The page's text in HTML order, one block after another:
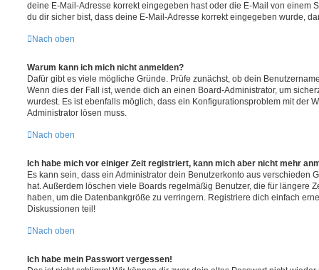
deine E-Mail-Adresse korrekt eingegeben hast oder die E-Mail von einem
du dir sicher bist, dass deine E-Mail-Adresse korrekt eingegeben wurde,
Nach oben
Warum kann ich mich nicht anmelden?
Dafür gibt es viele mögliche Gründe. Prüfe zunächst, ob dein
Wenn dies der Fall ist, wende dich an einen Board-Administrator, um
wurdest. Es ist ebenfalls möglich, dass ein Konfigurationsproblem mit der
Administrator lösen muss.
Nach oben
Ich habe mich vor einiger Zeit registriert, kann mich aber nicht mehr
Es kann sein, dass ein Administrator dein Benutzerkonto aus verschieden
hat. Außerdem löschen viele Boards regelmäßig Benutzer, die für längere
haben, um die Datenbankgröße zu verringern. Registriere dich einfach
Diskussionen teil!
Nach oben
Ich habe mein Passwort vergessen!